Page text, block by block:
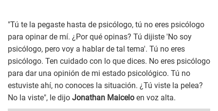
"Tú te la pegaste hasta de psicólogo, tú no eres psicólogo
para opinar de mí. ¿Por qué opinas? Tú dijiste 'No soy
psicólogo, pero voy a hablar de tal tema'. Tú no eres
psicólogo. Ten cuidado con lo que dices. No eres psicólogo
para dar una opinión de mi estado psicológico. Tú no
estuviste ahí, no conoces la situación. ¿Tú viste la pelea?
No la viste", le dijo Jonathan Maicelo en voz alta.